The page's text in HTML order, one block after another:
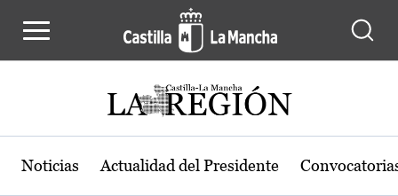
Actualidad de la región de Castilla-
Noticias Actualidad del Presidente